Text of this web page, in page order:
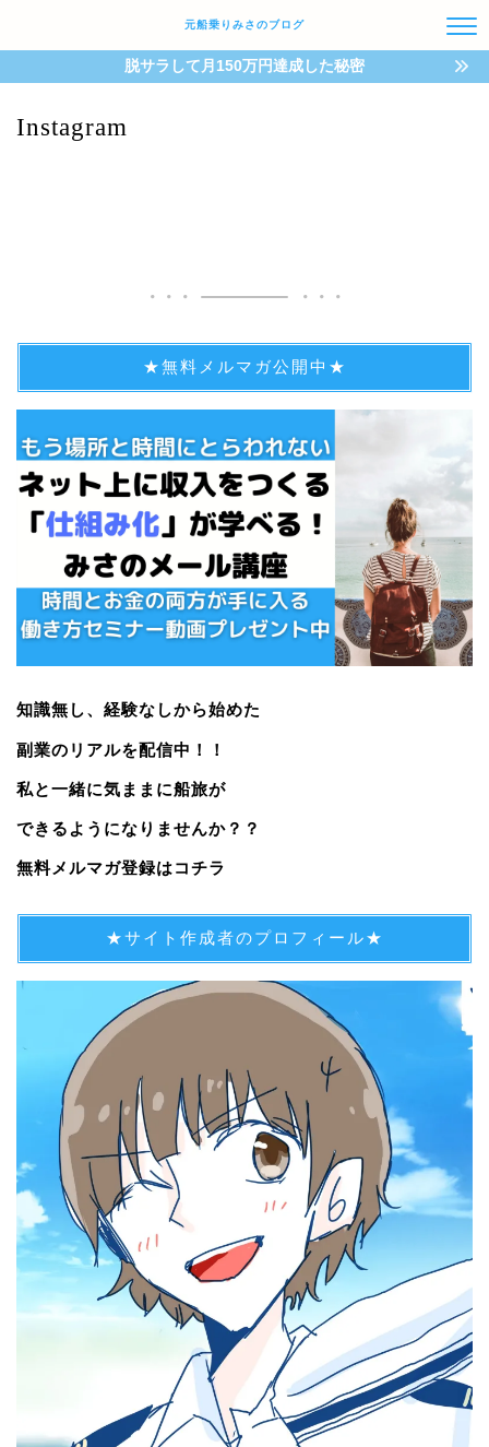
元船乗りみさのブログ
脱サラして月150万円達成した秘密
Instagram
★無料メルマガ公開中★
知識無し、経験なしから始めた
副業のリアルを配信中！！
私と一緒に気ままに船旅が
できるようになりませんか？？
無料メルマガ登録はコチラ
★サイト作成者のプロフィール★